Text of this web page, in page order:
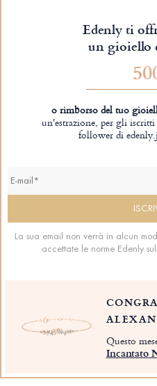
Edenly ti
un gioiello
o rimborso del tuo
un'estrazione, per gli
follower di
La sua email non verrà in alcun
accettate le norme Edenly
Questo
Incantato